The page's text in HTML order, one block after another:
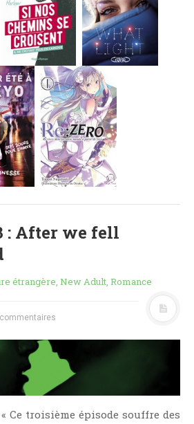
: After we fell
étrangère, New Adult, Romance
Ce troisième épisode souffre des